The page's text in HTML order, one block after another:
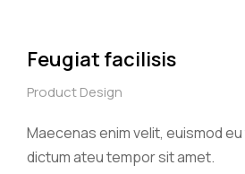
Feugiat facilisis
Product Design
Maecenas enim velit, euismod
dictum ateu tempor sit amet.